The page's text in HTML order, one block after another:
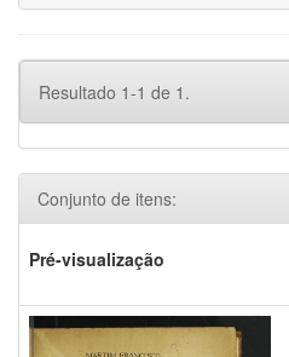
Resultado 1-1 de 1.
Conjunto de itens:
Pré-visualização